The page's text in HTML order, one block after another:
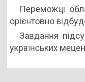
Переможці
орієнтовно
Завдання
українських